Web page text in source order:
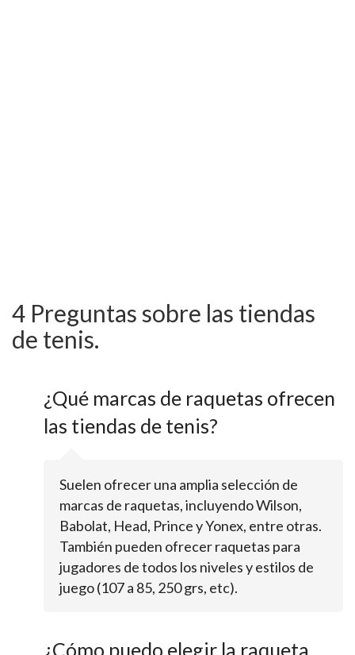
4 Preguntas sobre las tiendas
de tenis.
¿Qué marcas de raquetas ofrecen
las tiendas de tenis?
Suelen ofrecer una amplia selección de
marcas de raquetas, incluyendo Wilson,
Babolat, Head, Prince y Yonex, entre otras.
También pueden ofrecer raquetas para
jugadores de todos los niveles y estilos de
juego (107 a 85, 250 grs, etc).
¿Cómo puedo elegir la raqueta